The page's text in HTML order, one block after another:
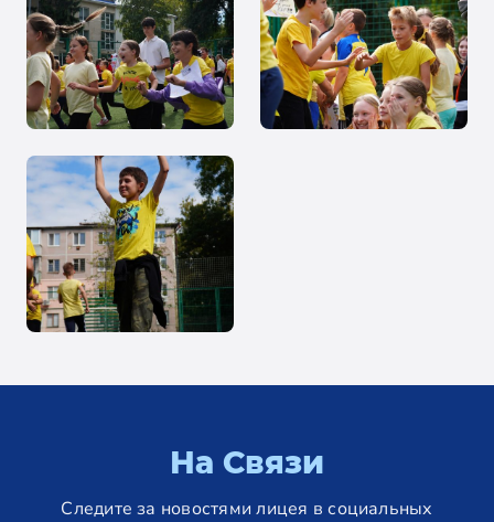
На Связи
Следите за новостями лицея в социальных